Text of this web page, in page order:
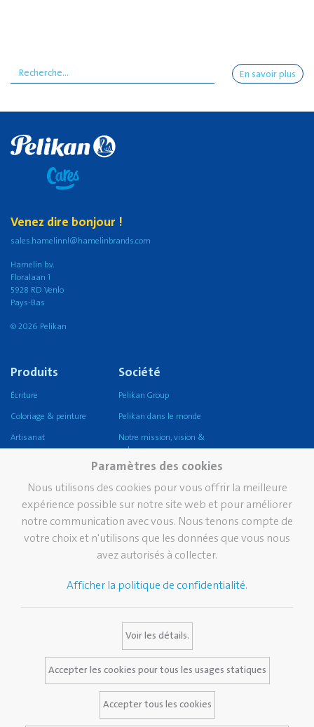
En savoir plus
Venez dire bonjour !
sales.hamelinnl@hamelinbrands.com
Hamelin b.v.
Floralaan 1
5928 RD Venlo
Pays-Bas
© 2026 Pelikan
Produits
Écriture
Coloriage & peinture
Artisanat
Ecole
Bureau
Écriture professionnelle
Société
Pelikan Group
Pelikan dans le monde
Notre mission, vision &
valeurs
Durabilité
Pelikan TintenTurm
Certificats Pelikan
Services
Media Database
FAQ
Contact
Paramètres des cookies
Nous utilisons des cookies pour vous offrir la meilleure
expérience possible sur notre site web et pour améliorer
notre communication avec vous. Nous tenons compte de
votre choix et n'utilisons que les données que vous nous
avez autorisés à collecter.
Afficher la politique de confidentialité.
Voir les détails.
Accepter les cookies pour tous les usages statiques
Accepter tous les cookies